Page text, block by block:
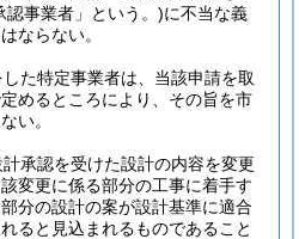
認事業者」という。)に不当な義
ならない。
た特定事業者は、当該申請を取
めるところにより、その旨を市
い。
承認を受けた設計の内容を変更
変更に係る部分の工事に着手す
分の設計の案が設計基準に適合
ると見込まれるものであること